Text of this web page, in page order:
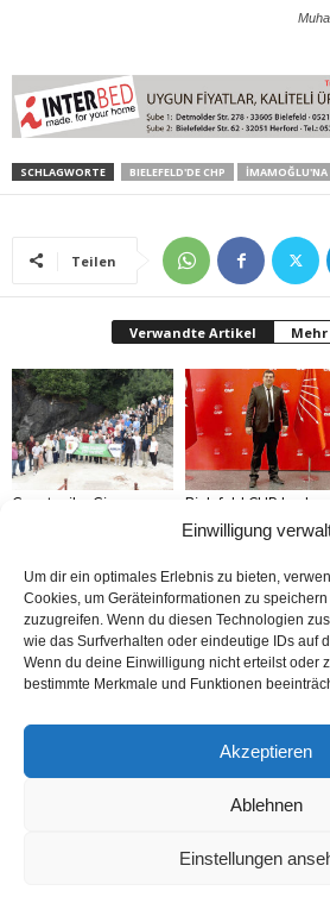
Einwilligung
Um dir ein optimales Erlebnis zu bieten,
Cookies, um Geräteinformationen zu
zuzugreifen. Wenn du diesen Technologien
wie das Surfverhalten oder eindeutige IDs auf
Wenn du deine Einwilligung nicht erteilst oder
bestimmte Merkmale und Funktionen
Akzeptieren
Ablehnen
Einstellungen
SCHLAGWORTE BIELEFELD'DE CHP İMAMOĞLU'NA
Teilen
Verwandte Artikel
Gazeteciler Giresun
Bielefeld CHP başkanı
mesaj „Altı oku
kalbimizde taşımaya
AfD und das Versagen
„Tayyip Erdoğan
buluşturduğu bir
noktada birleşti“